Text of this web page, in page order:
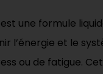
une formule
l’énergie et le
ou de fatigue.